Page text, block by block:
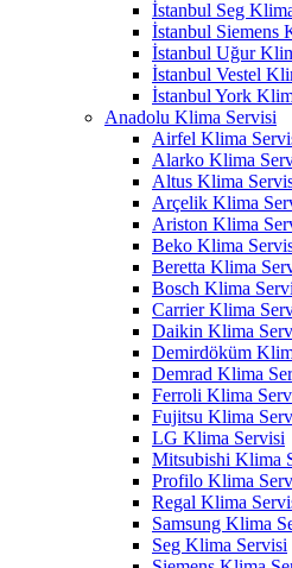
İstanbul Seg
İstanbul Siemens
İstanbul Uğur
İstanbul Vestel
İstanbul York
Anadolu Klima Servisi
Airfel Klima
Alarko Klima
Altus Klima
Arçelik Klima
Ariston Klima
Beko Klima
Beretta Klima
Bosch Klima
Carrier Klima
Daikin Klima
Demirdöküm
Demrad Klima
Ferroli Klima
Fujitsu Klima
LG Klima Servisi
Mitsubishi Klima
Profilo Klima
Regal Klima
Samsung Klima
Seg Klima Servisi